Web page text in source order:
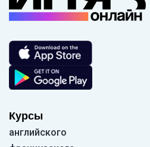
Курсы
английского